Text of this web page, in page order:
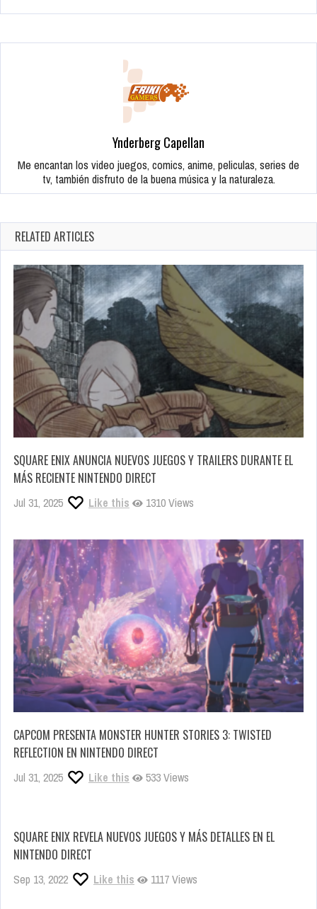
Ynderberg Capellan
Me encantan los video juegos, comics, anime, peliculas, series de
tv, también disfruto de la buena música y la naturaleza.
RELATED ARTICLES
SQUARE ENIX ANUNCIA NUEVOS JUEGOS Y TRAILERS DURANTE EL
MÁS RECIENTE NINTENDO DIRECT
Jul 31, 2025 Like this 1310 Views
CAPCOM PRESENTA MONSTER HUNTER STORIES 3: TWISTED
REFLECTION EN NINTENDO DIRECT
Jul 31, 2025 Like this 533 Views
SQUARE ENIX REVELA NUEVOS JUEGOS Y MÁS DETALLES EN EL
NINTENDO DIRECT
Sep 13, 2022 Like this 1117 Views